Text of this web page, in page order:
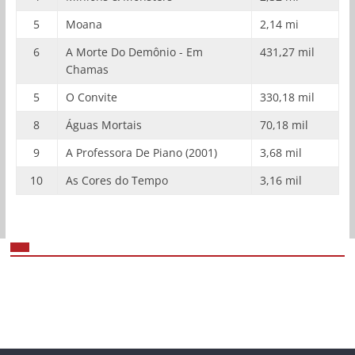
5
Moana
2,14 mi
6
A Morte Do Demônio - Em
Chamas
431,27 mil
5 O Convite
330,18 mil
8
Águas Mortais
70,18 mil
9
A Professora De Piano (2001)
3,68 mil
10
As Cores do Tempo 3,16 mil